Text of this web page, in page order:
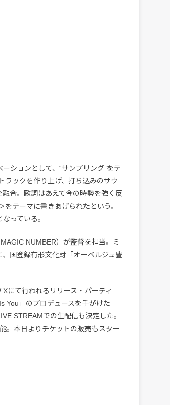
ションとして、“サンプリング”をテ
ックを作り上げ、打ち込みのサウ
合。歌詞はあえて今の時勢を強く反
テーマに書きあげられたという。
っている。
NUMBER）が監督を担当。ミ
国登録有形文化財「オーベルジュ豊
にて行われるリリース・パーティ
You」のプロデュースを手がけた
STREAMでの生配信も決定した。
。本日よりチケットの販売もスター